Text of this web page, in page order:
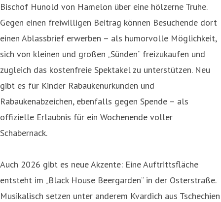
Bischof Hunold von Hamelon über eine hölzerne Truhe.
Gegen einen freiwilligen Beitrag können Besuchende dort
einen Ablassbrief erwerben – als humorvolle Möglichkeit,
sich von kleinen und großen „Sünden“ freizukaufen und
zugleich das kostenfreie Spektakel zu unterstützen. Neu
gibt es für Kinder Rabaukenurkunden und
Rabaukenabzeichen, ebenfalls gegen Spende – als
offizielle Erlaubnis für ein Wochenende voller
Schabernack.
Auch 2026 gibt es neue Akzente: Eine Auftrittsfläche
entsteht im „Black House Beergarden“ in der Osterstraße.
Musikalisch setzen unter anderem Kvardich aus Tschechien